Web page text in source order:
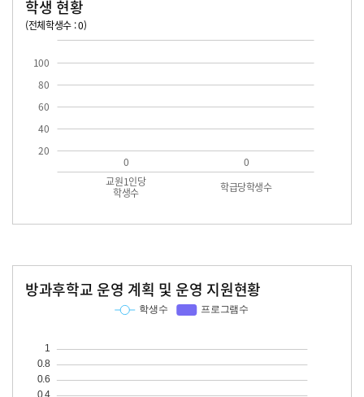
학생 현황
(전체학생수 : 0)
20
40
60
80
100
교원1인당
학생수 학급당학생수
0 0
방과후학교 운영 계획 및 운영 지원현황